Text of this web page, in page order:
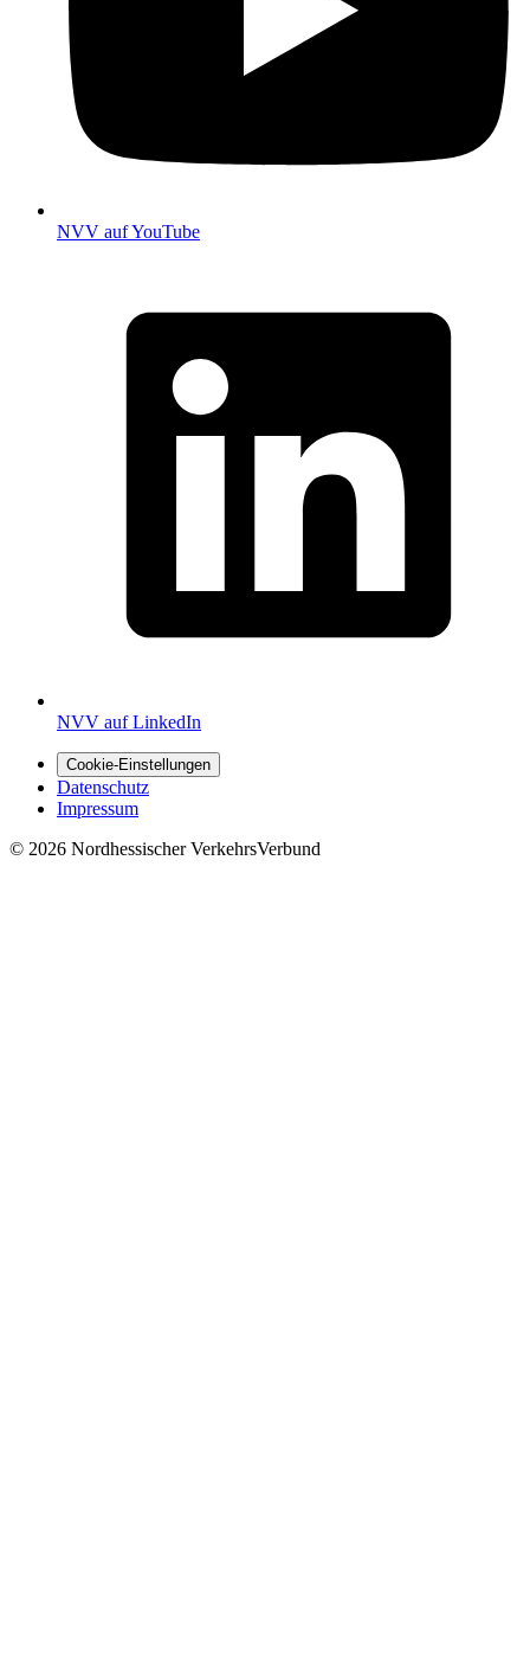
NVV auf YouTube
NVV auf LinkedIn
Cookie-Einstellungen
Datenschutz
Impressum
© 2026 Nordhessischer VerkehrsVerbund